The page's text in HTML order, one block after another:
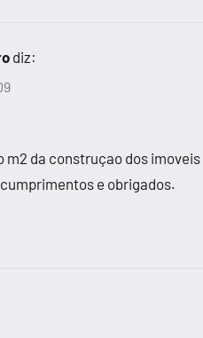
diz:
m2 da construçao dos
e obrigados.